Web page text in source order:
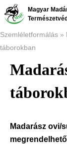
Skip
to
main
content
Magyar
Szemléletformálás
táborokban
Madarász ovi/